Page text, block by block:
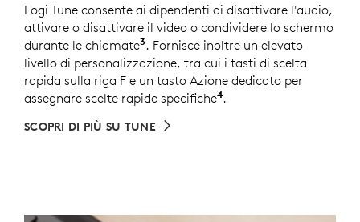
Logi Tune consente ai dipendenti di disattivare l'audio,
attivare o disattivare il video o condividere lo schermo
durante le chiamate3I tasti di controllo delle riunioni
. Fornisce inoltre un elevato
livello di personalizzazione, tra cui i tasti di scelta
rapida sulla riga F e un tasto Azione dedicato per
assegnare scelte rapide specifiche4Personalizza le
.
SCOPRI DI PIÙ SU TUNE